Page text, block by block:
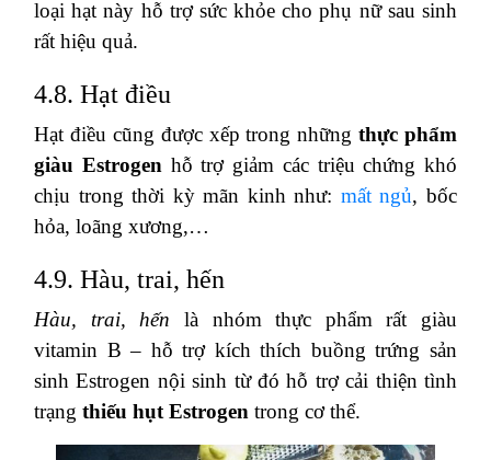
loại hạt này hỗ trợ sức khỏe cho phụ nữ sau sinh
rất hiệu quả.
4.8. Hạt điều
Hạt điều cũng được xếp trong nhữngthực phẩm
giàu Estrogen hỗ trợ giảm các triệu chứng khó
chịu trong thời kỳ mãn kinh như: mất ngủ, bốc
hỏa, loãng xương,…
4.9. Hàu, trai, hến
Hàu, trai, hến là nhóm thực phẩm rất giàu
vitamin B – hỗ trợ kích thích buồng trứng sản
sinh Estrogen nội sinh từ đó hỗ trợ cải thiện tình
trạng thiếu hụt Estrogen trong cơ thể.